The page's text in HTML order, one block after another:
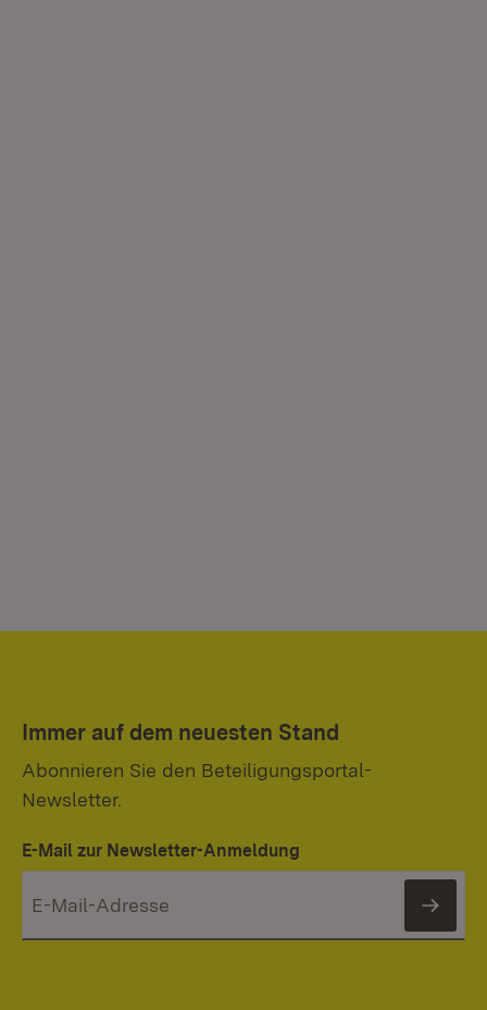
Immer auf dem neuesten Stand
Abonnieren Sie den Beteiligungsportal-
Newsletter.
E-Mail zur Newsletter-Anmeldung